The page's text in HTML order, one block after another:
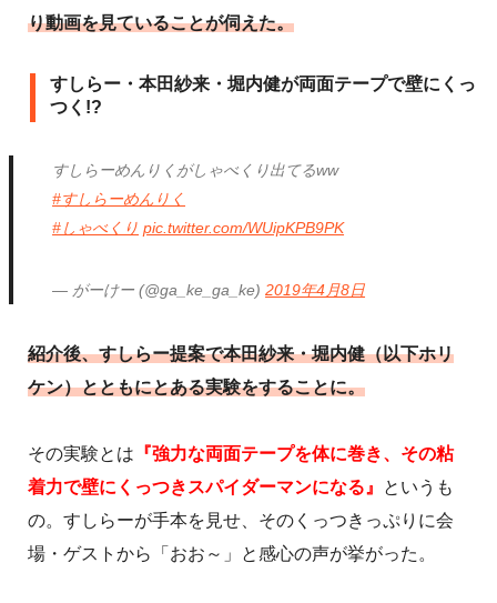
り動画を見ていることが伺えた。
すしらー・本田紗来・堀内健が両面テープで壁にくっ
つく!?
すしらーめんりくがしゃべくり出てるww
#すしらーめんりく
#しゃべくり pic.twitter.com/WUipKPB9PK
— がーけー (@ga_ke_ga_ke)2019年4月8日
紹介後、すしらー提案で本田紗来・堀内健（以下ホリ
ケン）とともにとある実験をすることに。
その実験とは 『強力な両面テープを体に巻き、その粘
着力で壁にくっつきスパイダーマンになる』
というも
の。すしらーが手本を見せ、そのくっつきっぷりに会
場・ゲストから「おお～」と感心の声が挙がった。